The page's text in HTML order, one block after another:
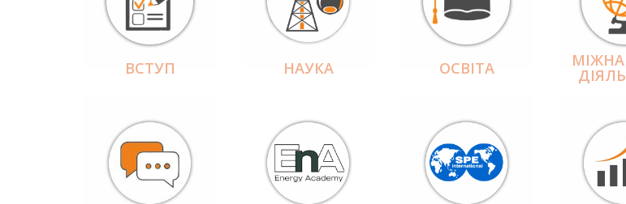
ВСТУП НАУКА ОСВІТА